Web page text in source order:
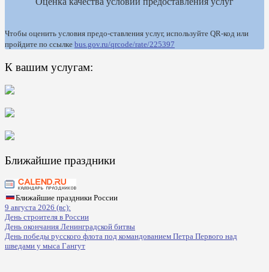
Чтобы оценить условия предо-ставления услуг, используйте QR-код или
пройдите по ссылке bus.gov.ru/qrcode/rate/225397
К вашим услугам:
Ближайшие праздники
Ближайшие праздники России
9 августа 2026 (вс):
День строителя в России
День окончания Ленинградской битвы
День победы русского флота под командованием Петра Первого над
шведами у мыса Гангут